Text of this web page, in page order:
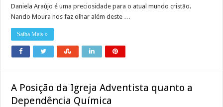
Daniela Araújo é uma preciosidade para o atual mundo cristão.
Nando Moura nos faz olhar além deste …
Saiba Mais »
A Posição da Igreja Adventista quanto a
Dependência Química